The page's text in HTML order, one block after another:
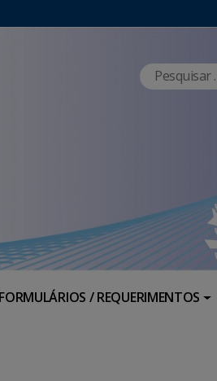
FORMULÁRIOS / REQUERIMENTOS